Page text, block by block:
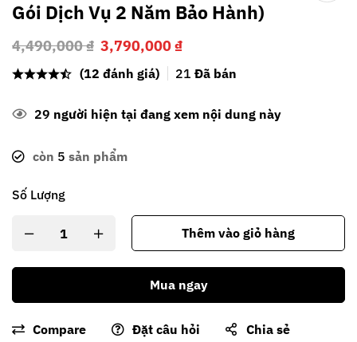
Gói Dịch Vụ 2 Năm Bảo Hành)
4,490,000₫ 3,790,000₫
(12 đánh giá) 21 Đã bán
29 người hiện tại đang xem nội dung này
còn 5 sản phẩm
Số Lượng
Thêm vào giỏ hàng
Mua ngay
Compare Đặt câu hỏi Chia sẻ